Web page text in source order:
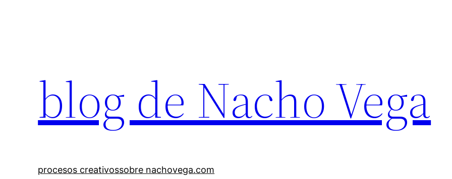
blog de Nacho Vega
procesos creativossobre nachovega.com